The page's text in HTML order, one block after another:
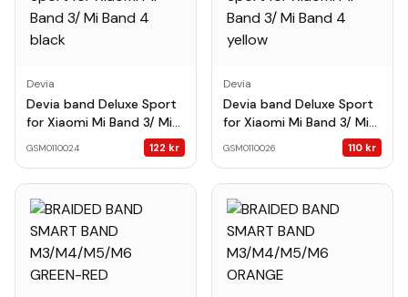
Devia
Devia band Deluxe Sport
for Xiaomi Mi Band 3/ Mi
GSM0110024 122 kr
Devia
Devia band Deluxe Sport
for Xiaomi Mi Band 3/ Mi
GSM0110026 110 kr